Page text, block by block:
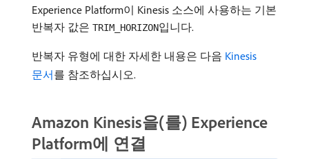
Experience Platform이 Kinesis 소스에 사용하는 기본
반복자 값은 TRIM_HORIZON입니다.
반복자 유형에 대한 자세한 내용은 다음 Kinesis
문서를 참조하십시오.
Amazon Kinesis을(를) Experience
Platform에 연결